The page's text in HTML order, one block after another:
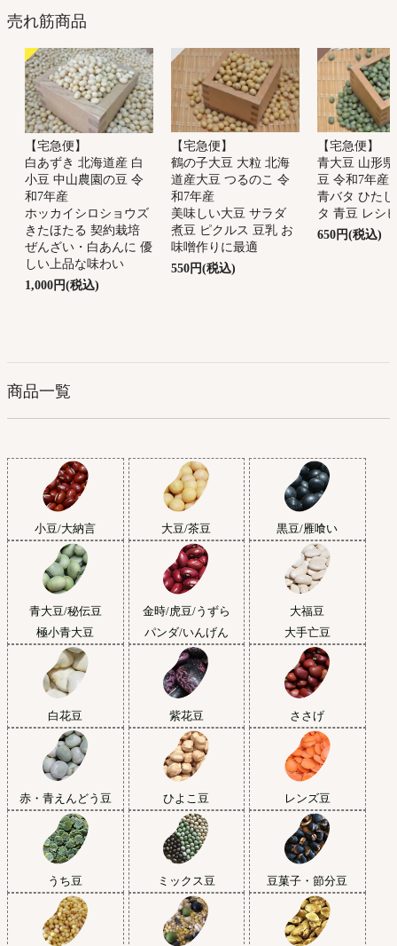
売れ筋商品
【宅急便】
白あずき 北海道産 白
小豆 中山農園の豆 令
和7年産
ホッカイシロショウズ
きたほたる 契約栽培
ぜんざい・白あんに 優
しい上品な味わい
1,000円(税込)
【宅急便】
鶴の子大豆 大粒 北海
道産大豆 つるのこ 令
和7年産
美味しい大豆 サラダ
煮豆 ピクルス 豆乳 お
味噌作りに最適
550円(税込)
【宅急便】
青大豆 山形
豆 令和7年産
青バタ ひた
タ 青豆 レシ
650円(税込)
商品一覧
小豆/大納言 大豆/茶豆 黒豆/雁喰い
青大豆/秘伝豆
極小青大豆
金時/虎豆/うずら
パンダ/いんげん
大福豆
大手亡豆
白花豆 紫花豆 ささげ
赤・青えんどう豆 ひよこ豆 レンズ豆
うち豆 ミックス豆 豆菓子・節分豆